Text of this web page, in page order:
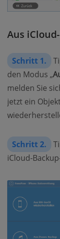
Aus
Schritt 1.
den Modus „
melden Sie
jetzt ein
Schritt 2.
iCloud-